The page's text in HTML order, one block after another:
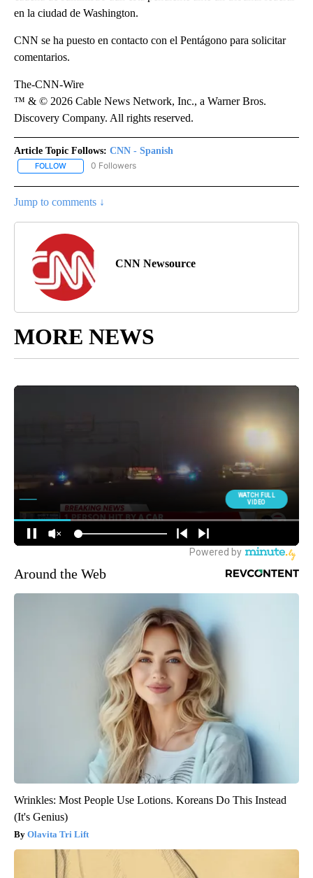
en la ciudad de Washington.
CNN se ha puesto en contacto con el Pentágono para solicitar
comentarios.
The-CNN-Wire
™ & © 2026 Cable News Network, Inc., a Warner Bros.
Discovery Company. All rights reserved.
Article Topic Follows: CNN - Spanish
FOLLOW FOLLOW "CNN - SPANISH" TO RECEIVE NOTIFICATIONS ABOUT
0 Followers
Jump to comments ↓
CNN Newsource
MORE NEWS
Around the Web
Wrinkles: Most People Use Lotions. Koreans Do This Instead
(It's Genius)
Olavita Tri Lift